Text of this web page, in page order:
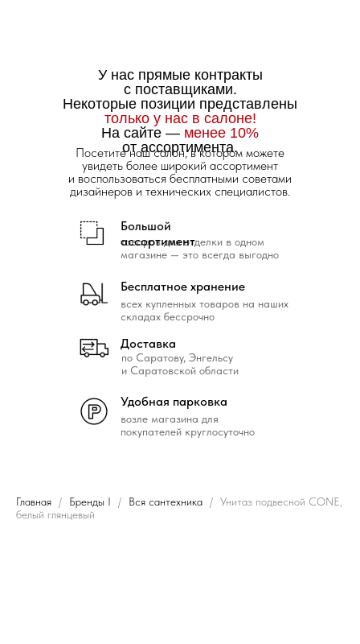
возле магазина для
покупателей круглосуточно
Удобная парковка
всех купленных товаров на наших
складах бессрочно
Бесплатное хранение
товаров для отделки в одном
магазине — это всегда выгодно
Большой
ассортимент
по Саратову, Энгельсу
и Саратовской области
Доставка
У нас прямые контракты
с поставщиками.
Некоторые позиции представлены
только у нас в салоне!
На сайте — менее 10%
от ассортимента.
Посетите наш салон, в котором можете
увидеть более широкий ассортимент
и воспользоваться бесплатными советами
дизайнеров и технических специалистов.
Главная Бренды I Вся сантехника
Унитаз подвесной CONE,
белый глянцевый